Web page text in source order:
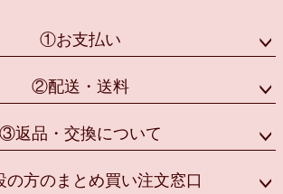
①お支払い
②配送・送料
③返品・交換について
方のまとめ買い注文窓口